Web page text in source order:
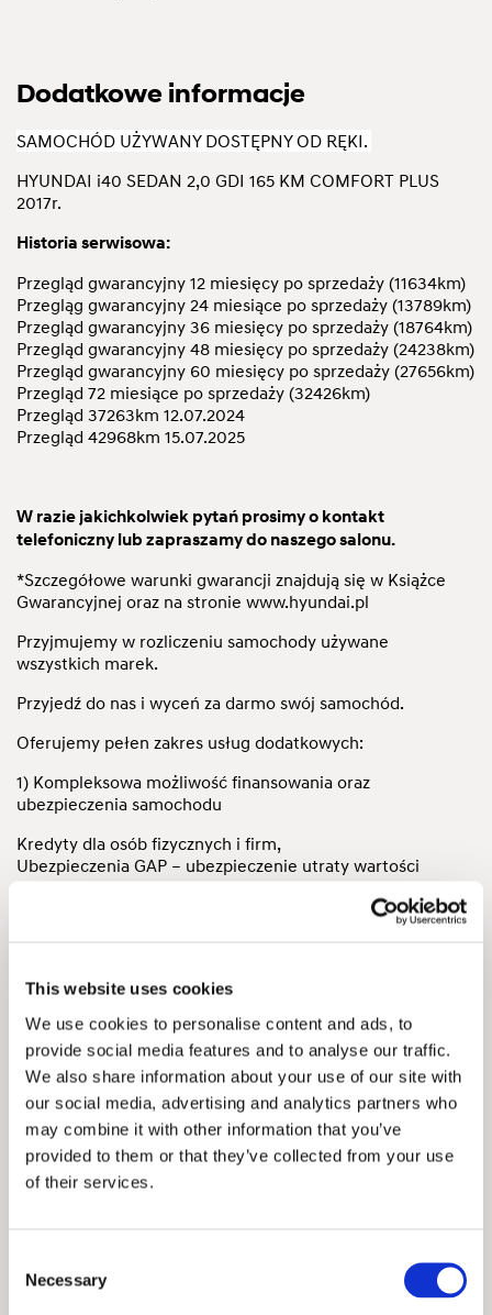
This website uses cookies
We use cookies to personalise content and ads, to
provide social media features and to analyse our traffic.
We also share information about your use of our site with
our social media, advertising and analytics partners who
may combine it with other information that you’ve
provided to them or that they’ve collected from your use
of their services.
Selection
Necessary
Dodatkowe informacje
SAMOCHÓD UŻYWANY DOSTĘPNY OD RĘKI.
HYUNDAI i40 SEDAN 2,0 GDI 165 KM COMFORT PLUS
2017r.
Historia serwisowa:
Przegląd gwarancyjny 12 miesięcy po sprzedaży (11634km)
Przegląg gwarancyjny 24 miesiące po sprzedaży (13789km)
Przegląd gwarancyjny 36 miesięcy po sprzedaży (18764km)
Przegląd gwarancyjny 48 miesięcy po sprzedaży (24238km)
Przegląd gwarancyjny 60 miesięcy po sprzedaży (27656km)
Przegląd 72 miesiące po sprzedaży (32426km)
Przegląd 37263km 12.07.2024
Przegląd 42968km 15.07.2025
W razie jakichkolwiek pytań prosimy o kontakt
telefoniczny lub zapraszamy do naszego salonu.
*Szczegółowe warunki gwarancji znajdują się w Książce
Gwarancyjnej oraz na stronie www.hyundai.pl
Przyjmujemy w rozliczeniu samochody używane
wszystkich marek.
Przyjedź do nas i wyceń za darmo swój samochód.
Oferujemy pełen zakres usług dodatkowych:
1) Kompleksowa możliwość finansowania oraz
ubezpieczenia samochodu
Kredyty dla osób fizycznych i firm,
Ubezpieczenia GAP – ubezpieczenie utraty wartości
samochodu
umowy i nie stanowi oferty w rozumieniu przepisów
oraz nie zobowiązuje do zawarcia umowy.
W celu sprawdzenia zgodności oferty oraz uzyskania
wszelkich informacji prosimy kontaktować się z
handlowcem.
Zapraszamy do obejrzenia auta na żywo w salonie
HYUNDAI KOREA MOTORS w Warszawie, przy ul.
Krasnobrodzkiej 5.
Niniejsze ogłoszenie jest wyłącznie informacją handlową i
nie stanowi oferty w myśl art
, $1. Kodeksu cywilnego.